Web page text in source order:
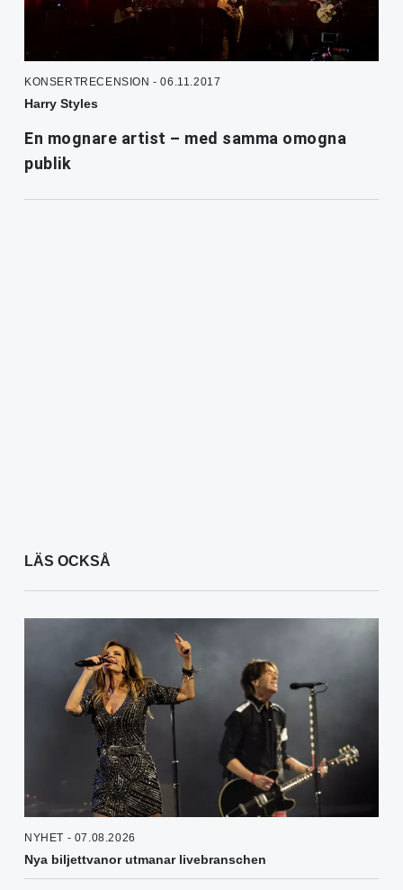
KONSERTRECENSION - 06.11.2017
Harry Styles
En mognare artist – med samma omogna
publik
LÄS OCKSÅ
NYHET - 07.08.2026
Nya biljettvanor utmanar livebranschen